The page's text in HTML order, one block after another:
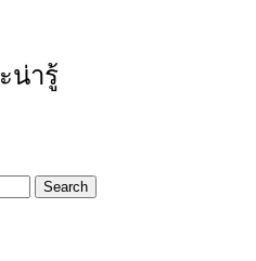
น่ารู้
Search